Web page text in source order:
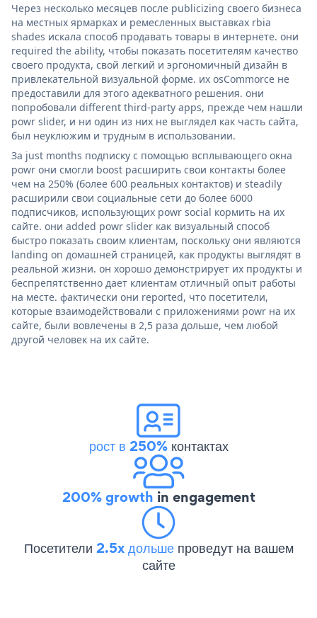
Через несколько месяцев после publicizing своего бизнеса
на местных ярмарках и ремесленных выставках rbia
shades искала способ продавать товары в интернете. они
required the ability, чтобы показать посетителям качество
своего продукта, свой легкий и эргономичный дизайн в
привлекательной визуальной форме. их osCommorce не
предоставили для этого адекватного решения. они
попробовали different third-party apps, прежде чем нашли
powr slider, и ни один из них не выглядел как часть сайта,
был неуклюжим и трудным в использовании.
За just months подписку с помощью всплывающего окна
powr они смогли boost расширить свои контакты более
чем на 250% (более 600 реальных контактов) и steadily
расширили свои социальные сети до более 6000
подписчиков, использующих powr social кормить на их
сайте. они added powr slider как визуальный способ
быстро показать своим клиентам, поскольку они являются
landing on домашней страницей, как продукты выглядят в
реальной жизни. он хорошо демонстрирует их продукты и
беспрепятственно дает клиентам отличный опыт работы
на месте. фактически они reported, что посетители,
которые взаимодействовали с приложениями powr на их
сайте, были вовлечены в 2,5 раза дольше, чем любой
другой человек на их сайте.
рост в 250%контактах
200% growth in engagement
Посетители 2.5x дольше проведут на вашем
сайте